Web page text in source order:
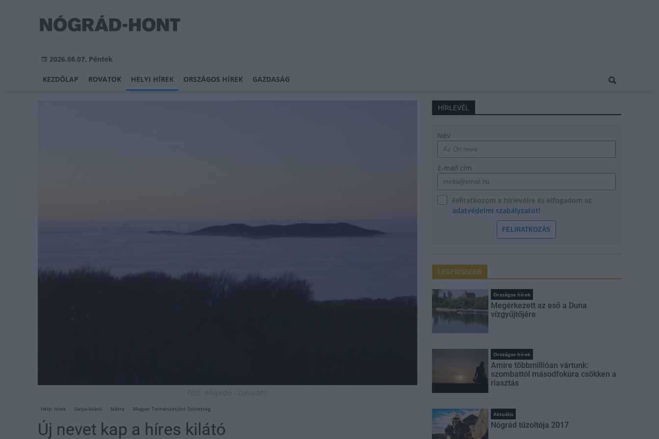
2026.08.07, Péntek
KEZDŐLAP ROVATOK HELYI HÍREK ORSZÁGOS HÍREK GAZDASÁG
Fotó: Wikipedia - Galya-tető
Helyi hírek Galya-kilátó Mátra Magyar Természetjáró Szövetség
Új nevet kap a híres kilátó
HÍRLEVÉL
Név
E-mail cím
Feliratkozom a hírlevélre és elfogadom az
adatvédelmi szabályzatot!
FELIRATKOZÁS
LEGFRISSEBB
Országos hírek
Megérkezett az eső a Duna
vízgyűjtőjére
Országos hírek
Amire többmillióan vártunk:
szombattól másodfokúra csökken a
riasztás
Aktuális
Nógrád tűzoltója 2017